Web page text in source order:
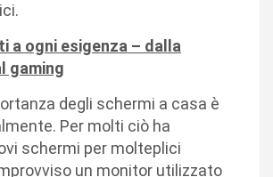
a ogni esigenza – dalla
gaming
degli schermi a casa è
Per molti ciò ha
schermi per molteplici
un monitor utilizzato